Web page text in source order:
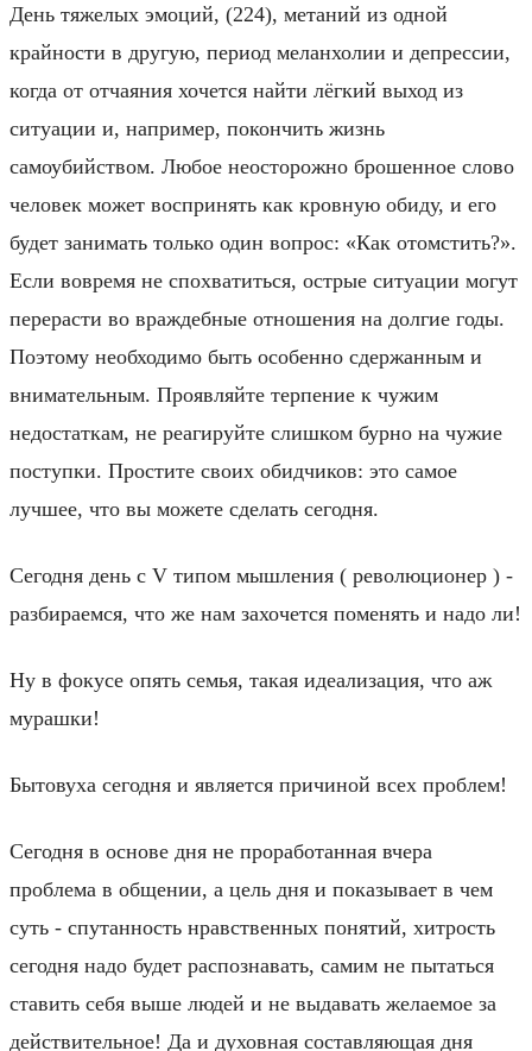
День тяжелых эмоций, (224), метаний из одной
крайности в другую, период меланхолии и депрессии,
когда от отчаяния хочется найти лёгкий выход из
ситуации и, например, покончить жизнь
самоубийством. Любое неосторожно брошенное слово
человек может воспринять как кровную обиду, и его
будет занимать только один вопрос: «Как отомстить?».
Если вовремя не спохватиться, острые ситуации могут
перерасти во враждебные отношения на долгие годы.
Поэтому необходимо быть особенно сдержанным и
внимательным. Проявляйте терпение к чужим
недостаткам, не реагируйте слишком бурно на чужие
поступки. Простите своих обидчиков: это самое
лучшее, что вы можете сделать сегодня.
Сегодня день с V типом мышления ( революционер ) -
разбираемся, что же нам захочется поменять и надо ли!
Ну в фокусе опять семья, такая идеализация, что аж
мурашки!
Бытовуха сегодня и является причиной всех проблем!
Сегодня в основе дня не проработанная вчера
проблема в общении, а цель дня и показывает в чем
суть - спутанность нравственных понятий, хитрость
сегодня надо будет распознавать, самим не пытаться
ставить себя выше людей и не выдавать желаемое за
действительное! Да и духовная составляющая дня